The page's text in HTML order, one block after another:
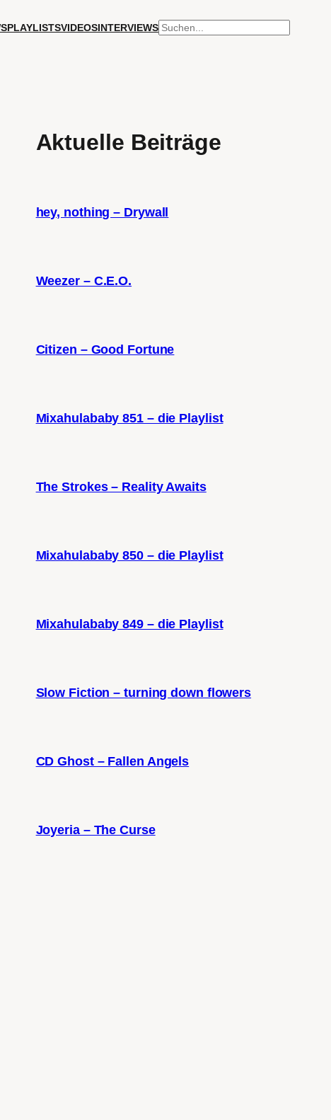
PLAYLISTSVIDEOSINTERVIEWSSUCHEN
Aktuelle Beiträge
hey, nothing – Drywall
Weezer – C.E.O.
Citizen – Good Fortune
Mixahulababy 851 – die Playlist
The Strokes – Reality Awaits
Mixahulababy 850 – die Playlist
Mixahulababy 849 – die Playlist
Slow Fiction – turning down flowers
CD Ghost – Fallen Angels
Joyeria – The Curse